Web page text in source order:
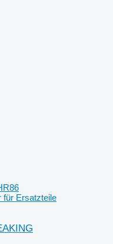
für Ersatzteile